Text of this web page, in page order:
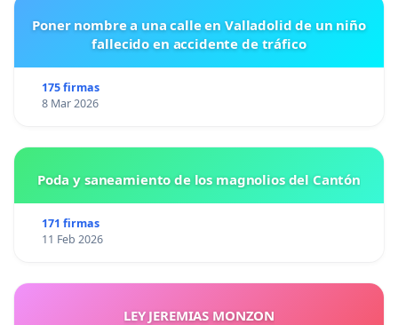
Poner nombre a una calle en Valladolid de un niño
fallecido en accidente de tráfico
175 firmas
8 Mar 2026
Poda y saneamiento de los magnolios del Cantón
171 firmas
11 Feb 2026
LEY JEREMIAS MONZON